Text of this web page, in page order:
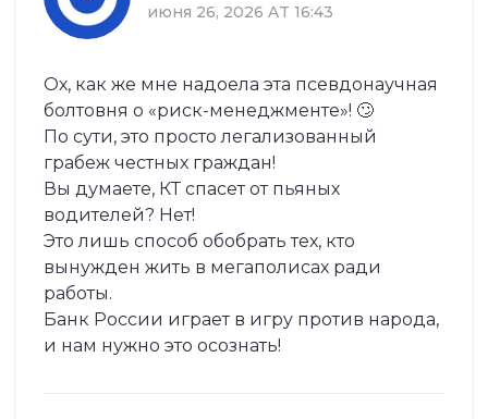
июня 26, 2026 AT 16:43
Ох, как же мне надоела эта псевдонаучная
болтовня о «риск-менеджменте»! 🙄
По сути, это просто легализованный
грабеж честных граждан!
Вы думаете, КТ спасет от пьяных
водителей? Нет!
Это лишь способ обобрать тех, кто
вынужден жить в мегаполисах ради
работы.
Банк России играет в игру против народа,
и нам нужно это осознать!